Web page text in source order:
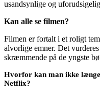
usandsynlige og
Kan alle se filmen?
Filmen er fortalt i et roligt
alvorlige emner. Det
skræmmende på de yngste
Hvorfor kan man ikke
Netflix?